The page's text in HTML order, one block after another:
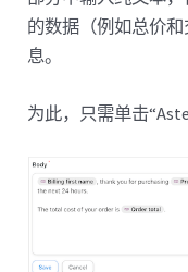
的数据（例如总价
息。
为此，只需单击